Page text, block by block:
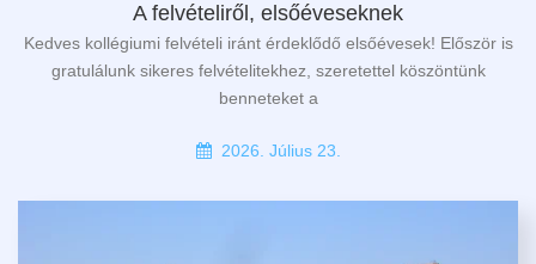
A felvételiről, elsőéveseknek
Kedves kollégiumi felvételi iránt érdeklődő elsőévesek! Először is
gratulálunk sikeres felvételitekhez, szeretettel köszöntünk
benneteket a
2026. Július 23.